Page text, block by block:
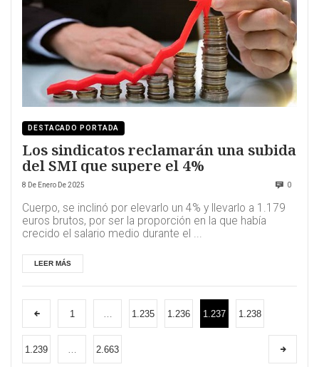
DESTACADO PORTADA
Los sindicatos reclamarán una subida
del SMI que supere el 4%
8 De Enero De 2025 0
Cuerpo, se inclinó por elevarlo un 4% y llevarlo a 1.179
euros brutos, por ser la proporción en la que había
crecido el salario medio durante el ...
LEER MÁS
1 1.235 1.236 1.237 1.238
1.239 2.663